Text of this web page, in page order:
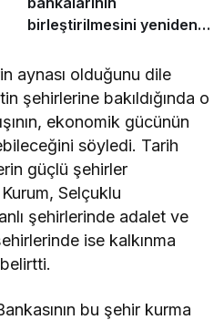
birleştirilmesini yeniden
aynası olduğunu dile
şehirlerine bakıldığında o
ekonomik gücünün
söyledi. Tarih
güçlü şehirler
Selçuklu
şehirlerinde adalet ve
ise kalkınma
belirtti.
bu şehir kurma